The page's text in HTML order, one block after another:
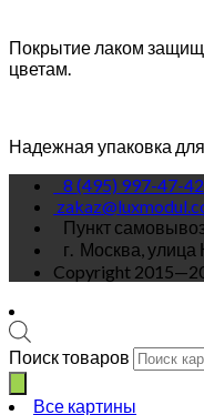
Покрытие лаком
цветам.
Надежная упаковка
8 (495) 997-47-42
Пункт
г. Москва, улица
Copyright
Поиск товаров
Все картины